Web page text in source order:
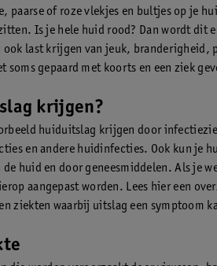
paarse of roze vlekjes en bultjes op je
Is je hele huid rood? Dan wordt dit
last krijgen van jeuk, branderigheid,
soms gepaard met koorts en een ziek
krijgen?
huiduitslag krijgen door
en andere huidinfecties. Ook kun je
huid en door geneesmiddelen. Als je
aangepast worden. Lees hier een
ziekten waarbij uitslag een symptoom